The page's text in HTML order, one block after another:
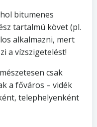
bitumenes
tartalmú követ (pl.
alkalmazni, mert
a vízszigetelést!
csak
a főváros – vidék
telephelyenként